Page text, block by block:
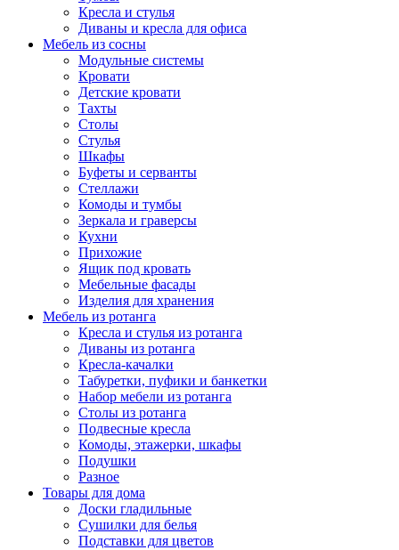
Кресла и стулья
Диваны и кресла для офиса
Мебель из сосны
Модульные системы
Кровати
Детские кровати
Тахты
Столы
Стулья
Шкафы
Буфеты и серванты
Стеллажи
Комоды и тумбы
Зеркала и граверсы
Кухни
Прихожие
Ящик под кровать
Мебельные фасады
Изделия для хранения
Мебель из ротанга
Кресла и стулья из ротанга
Диваны из ротанга
Кресла-качалки
Табуретки, пуфики и банкетки
Набор мебели из ротанга
Столы из ротанга
Подвесные кресла
Комоды, этажерки, шкафы
Подушки
Разное
Товары для дома
Доски гладильные
Сушилки для белья
Подставки для цветов